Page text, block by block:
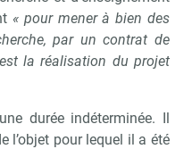
« pour mener à bien des
par un contrat de
la réalisation du projet
durée indéterminée. Il
l’objet pour lequel il a été